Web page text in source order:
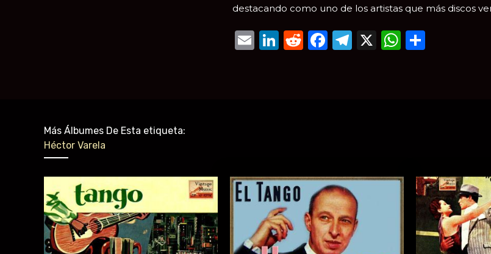
destacando como uno de los artistas que más discos
EmailLinkedIn
Reddit
Facebook
Telegram
X
Más Álbumes De Esta etiqueta:
Héctor Varela